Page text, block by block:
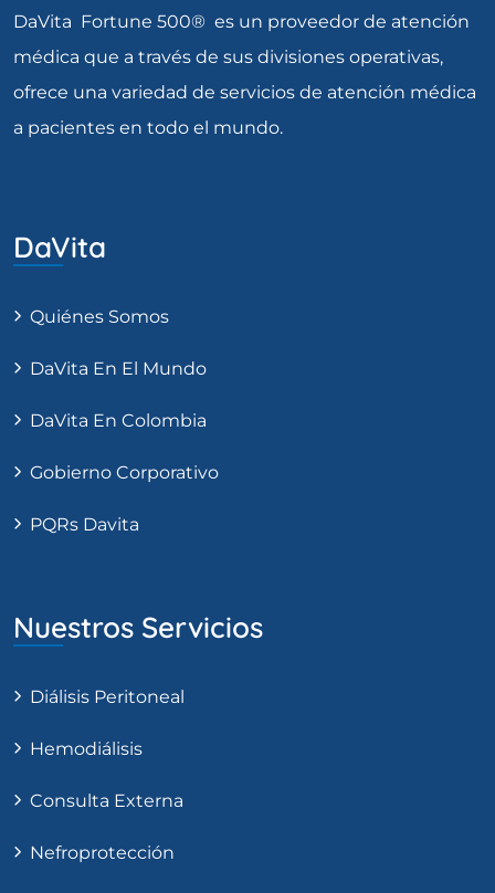
DaVita Fortune 500® es un proveedor de atención
médica que a través de sus divisiones operativas,
ofrece una variedad de servicios de atención médica
a pacientes en todo el mundo.
DaVita
Quiénes Somos
DaVita En El Mundo
DaVita En Colombia
Gobierno Corporativo
PQRs Davita
Nuestros Servicios
Diálisis Peritoneal
Hemodiálisis
Consulta Externa
Nefroprotección